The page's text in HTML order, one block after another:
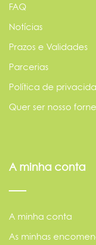
FAQ
Notícias
Prazos e Validades
Parcerias
Política de
Quer ser nosso
A minha conta
A minha conta
As minhas